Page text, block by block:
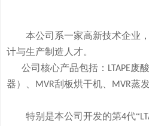
本公司系一家高新技术企业
计与生产制造人才。
公司核心产品包括： LTAPE废
器）、
MVR刮板烘干机、 MVR蒸
特别是本公司开发的第4代“